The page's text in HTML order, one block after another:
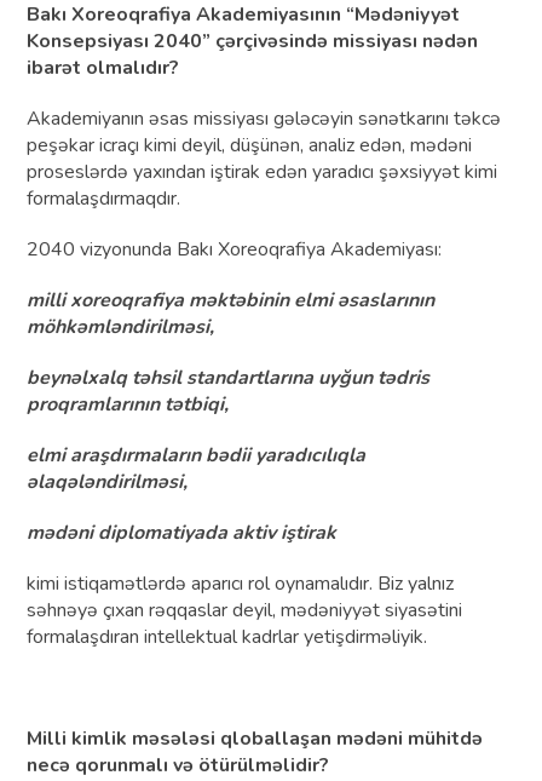
Bakı Xoreoqrafiya Akademiyasının “Mədəniyyət
Konsepsiyası 2040” çərçivəsində missiyası nədən
ibarət olmalıdır?
Akademiyanın əsas missiyası gələcəyin sənətkarını təkcə
peşəkar icraçı kimi deyil, düşünən, analiz edən, mədəni
proseslərdə yaxından iştirak edən yaradıcı şəxsiyyət kimi
formalaşdırmaqdır.
2040 vizyonunda Bakı Xoreoqrafiya Akademiyası:
milli xoreoqrafiya məktəbinin elmi əsaslarının
möhkəmləndirilməsi,
beynəlxalq təhsil standartlarına uyğun tədris
proqramlarının tətbiqi,
elmi araşdırmaların bədii yaradıcılıqla
əlaqələndirilməsi,
mədəni diplomatiyada aktiv iştirak
kimi istiqamətlərdə aparıcı rol oynamalıdır. Biz yalnız
səhnəyə çıxan rəqqaslar deyil, mədəniyyət siyasətini
formalaşdıran intellektual kadrlar yetişdirməliyik.
Milli kimlik məsələsi qloballaşan mədəni mühitdə
necə qorunmalı və ötürülməlidir?